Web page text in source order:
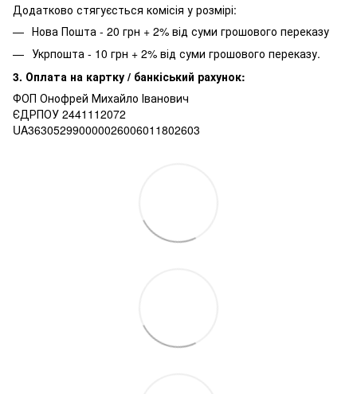
Додатково стягуєсться комісія у розмірі:
Нова Пошта - 20 грн + 2% від суми грошового переказу
Укрпошта - 10 грн + 2% від суми грошового переказу.
3. Оплата на картку / банкіський рахунок:
ФОП Онофрей Михайло Іванович
ЄДРПОУ 2441112072
UA363052990000026006011802603